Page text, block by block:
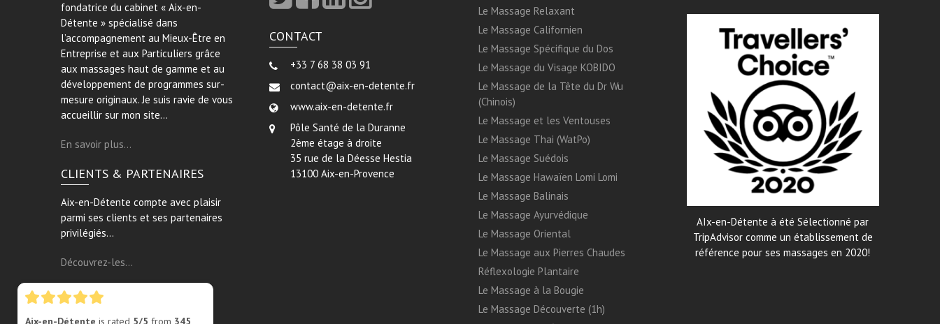
fondatrice du cabinet « Aix-en-
Détente » spécialisé dans
l’accompagnement au Mieux-Être en
Entreprise et aux Particuliers grâce
aux massages haut de gamme et au
développement de programmes sur-
mesure originaux. Je suis ravie de vous
accueillir sur mon site…
En savoir plus…
CLIENTS & PARTENAIRES
Aix-en-Détente compte avec plaisir
parmi ses clients et ses partenaires
privilégiés…
Découvrez-les…
CONTACT
+33 7 68 38 03 91
contact@aix-en-detente.fr
www.aix-en-detente.fr
Pôle Santé de la Duranne
2ème étage à droite
35 rue de la Déesse Hestia
13100 Aix-en-Provence
Le Massage Relaxant
Le Massage Californien
Le Massage Spécifique du Dos
Le Massage du Visage KOBIDO
Le Massage de la Tête du Dr Wu
(Chinois)
Le Massage et les Ventouses
Le Massage Thai (WatPo)
Le Massage Suédois
Le Massage Hawaïen Lomi Lomi
Le Massage Balinais
Le Massage Ayurvédique
Le Massage Oriental
Le Massage aux Pierres Chaudes
Réflexologie Plantaire
Le Massage à la Bougie
Le Massage Découverte (1h)
AIx-en-Détente à été Sélectionné par
TripAdvisor comme un établissement de
référence pour ses massages en 2020!
Aix-en-Détente is rated 5/5 from 345